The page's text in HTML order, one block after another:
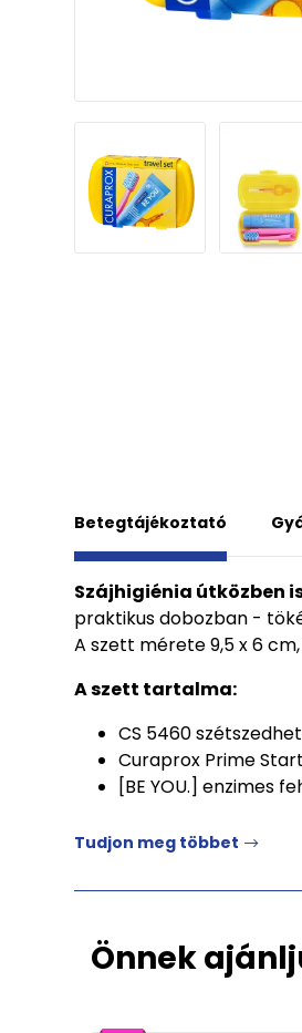
Betegtájékoztató
Szájhigiénia útközben
praktikus dobozban -
A szett mérete 9,5 x 6
A szett tartalma:
CS 5460
Curaprox Prime
[BE YOU.] enzimes
Tudjon meg többet
Önnek